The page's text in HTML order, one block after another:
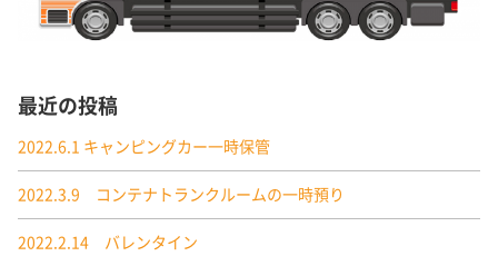
最近の投稿
2022.6.1 キャンピングカー一時保管
2022.3.9 コンテナトランクルームの一時預り
2022.2.14 バレンタイン